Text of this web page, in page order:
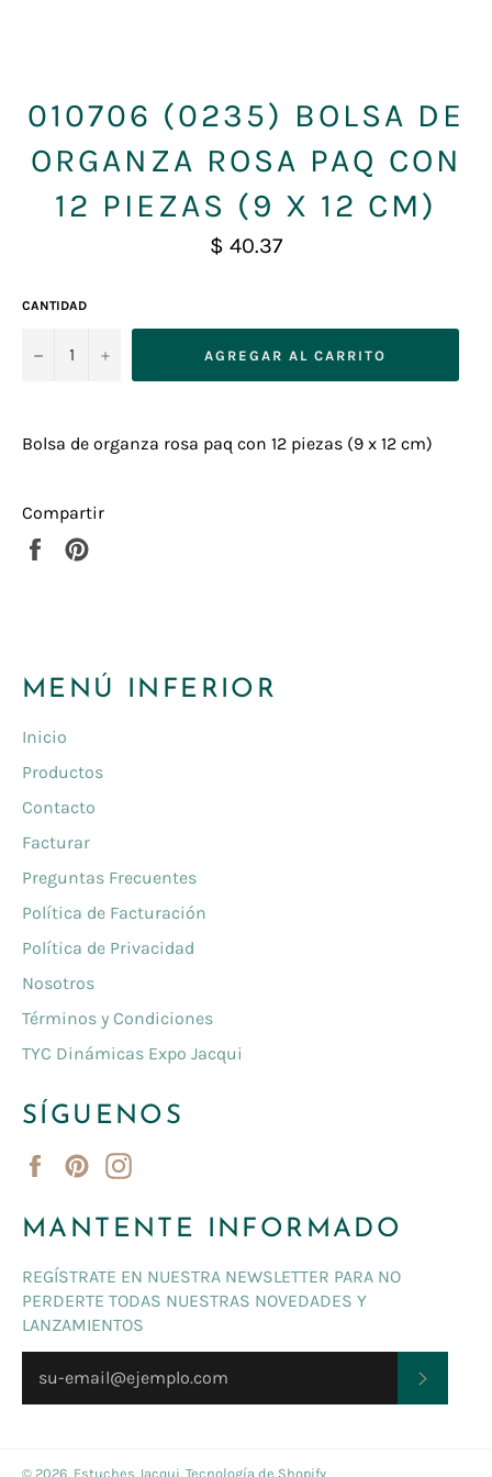
010706 (0235) BOLSA DE
ORGANZA ROSA PAQ CON
12 PIEZAS (9 X 12 CM)
Precio
habitual
$ 40.37
CANTIDAD
− + AGREGAR AL CARRITO
Bolsa de organza rosa paq con 12 piezas (9 x 12 cm)
Compartir
Compartir
MENÚ INFERIOR
Inicio
Productos
Contacto
Facturar
Preguntas Frecuentes
Política de Facturación
Política de Privacidad
Nosotros
Términos y Condiciones
TYC Dinámicas Expo Jacqui
SÍGUENOS
FacebookPinterest
MANTENTE INFORMADO
REGÍSTRATE EN NUESTRA NEWSLETTER PARA NO
PERDERTE TODAS NUESTRAS NOVEDADES Y
LANZAMIENTOS
© 2026, Estuches Jacqui. Tecnología de Shopify